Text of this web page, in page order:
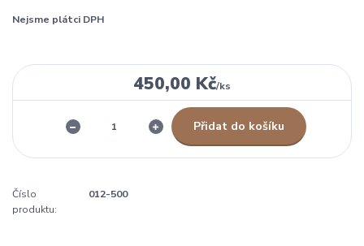
Nejsme plátci DPH
450,00 Kč/ks
Přidat do košíku
Číslo
produktu:
012-500